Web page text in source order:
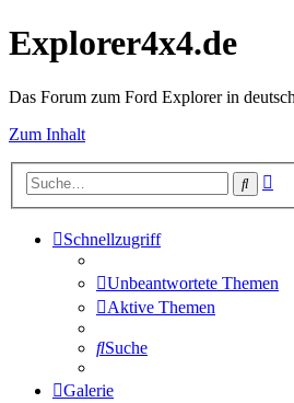
Explorer4x4.de
Das Forum zum Ford Explorer in
Zum Inhalt
Suche
Schnellzugriff
Unbeantwortete Themen
Aktive Themen
Suche
Galerie